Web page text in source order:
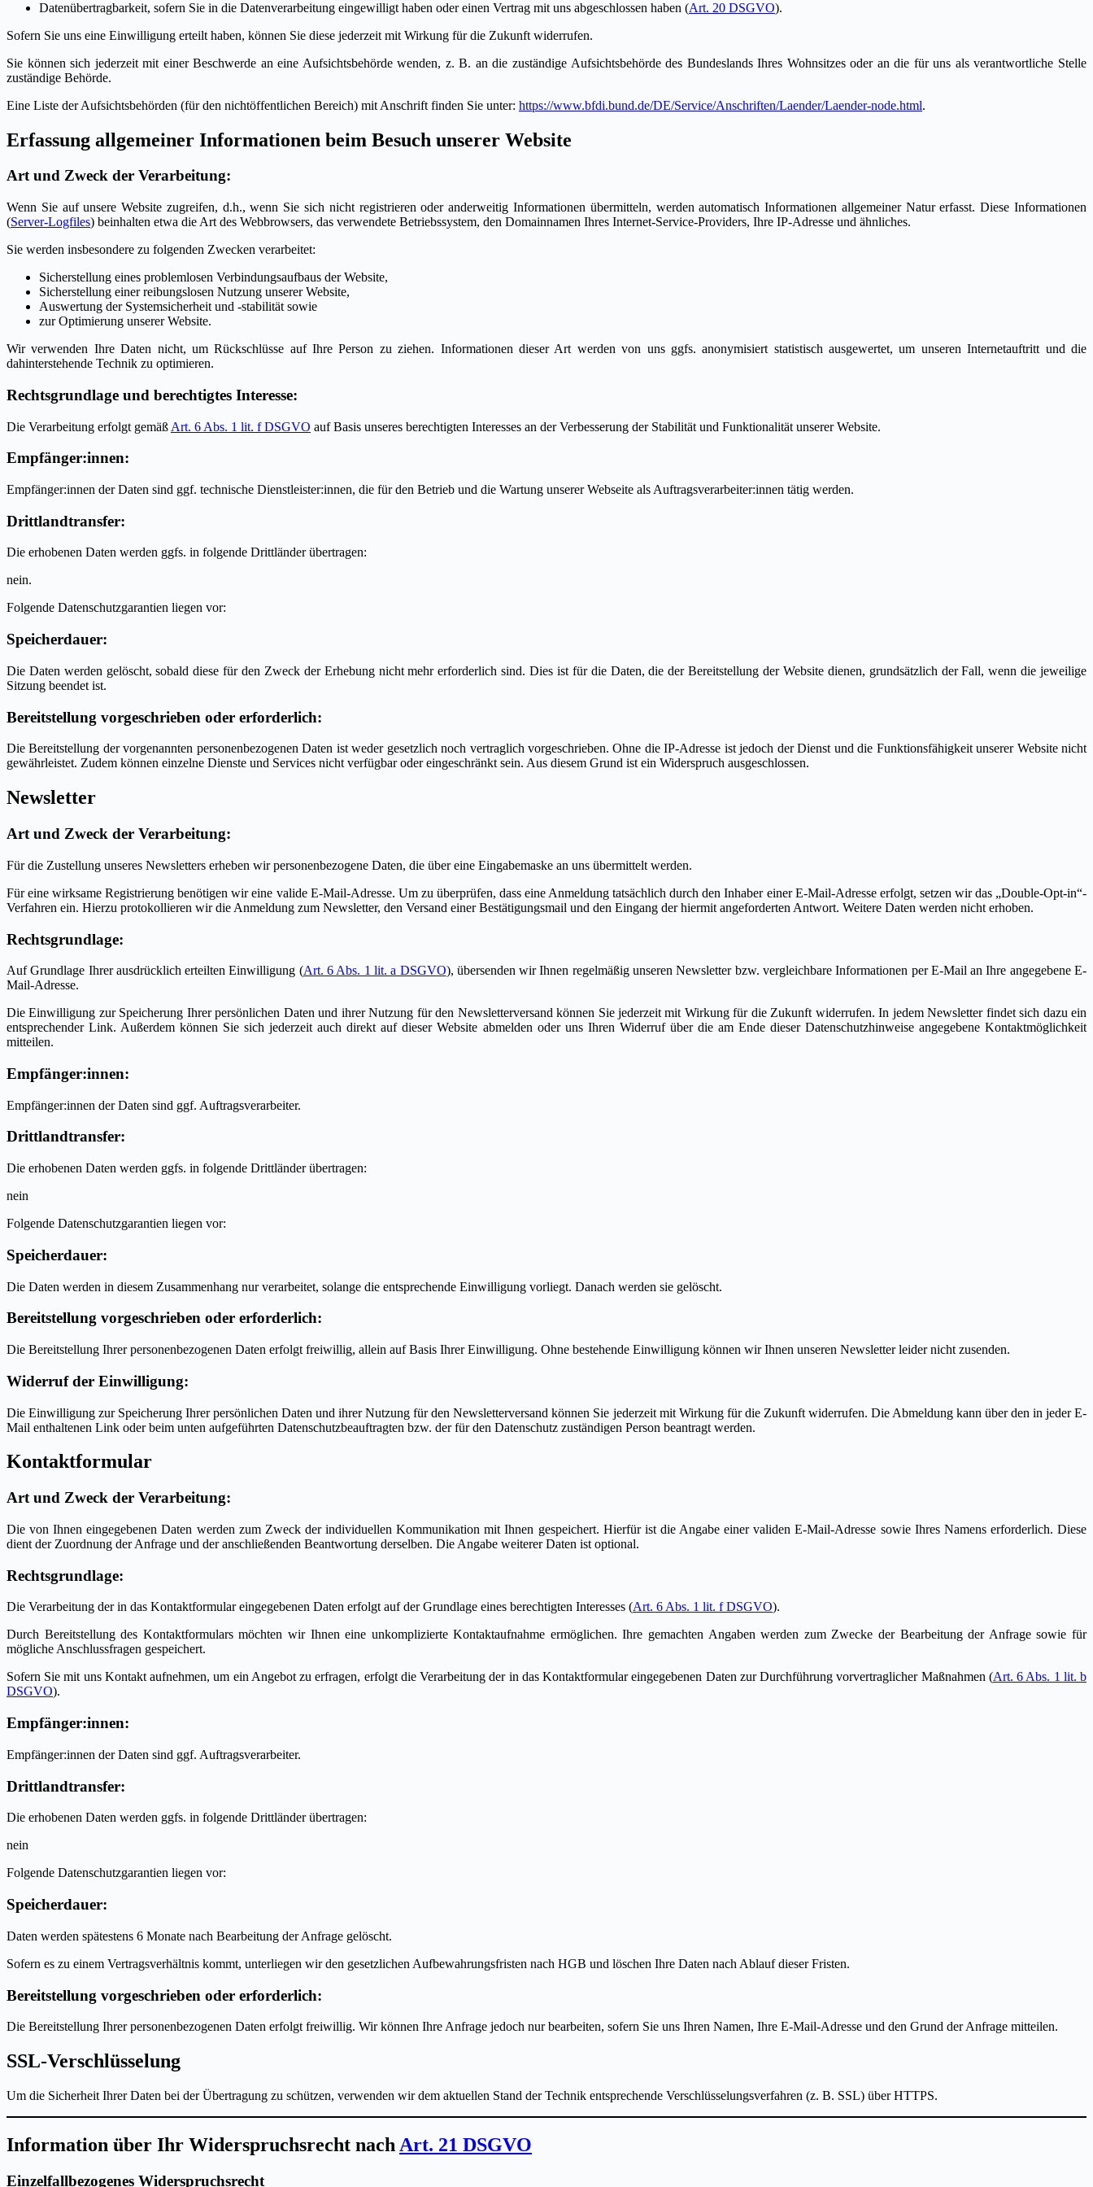
Datenübertragbarkeit, sofern Sie in die Datenverarbeitung eingewilligt haben oder einen Vertrag mit uns abgeschlossen haben (Art. 20 DSGVO).
Sofern Sie uns eine Einwilligung erteilt haben, können Sie diese jederzeit mit Wirkung für die Zukunft widerrufen.
Sie können sich jederzeit mit einer Beschwerde an eine Aufsichtsbehörde wenden, z. B. an die zuständige Aufsichtsbehörde des Bundeslands Ihres Wohnsitzes oder an die für uns als verantwortliche Stelle
zuständige Behörde.
Eine Liste der Aufsichtsbehörden (für den nichtöffentlichen Bereich) mit Anschrift finden Sie unter: https://www.bfdi.bund.de/DE/Service/Anschriften/Laender/Laender-node.html.
Erfassung allgemeiner Informationen beim Besuch unserer Website
Art und Zweck der Verarbeitung:
Wenn Sie auf unsere Website zugreifen, d.h., wenn Sie sich nicht registrieren oder anderweitig Informationen übermitteln, werden automatisch Informationen allgemeiner Natur erfasst. Diese Informationen
(Server-Logfiles) beinhalten etwa die Art des Webbrowsers, das verwendete Betriebssystem, den Domainnamen Ihres Internet-Service-Providers, Ihre IP-Adresse und ähnliches.
Sie werden insbesondere zu folgenden Zwecken verarbeitet:
Sicherstellung eines problemlosen Verbindungsaufbaus der Website,
Sicherstellung einer reibungslosen Nutzung unserer Website,
Auswertung der Systemsicherheit und -stabilität sowie
zur Optimierung unserer Website.
Wir verwenden Ihre Daten nicht, um Rückschlüsse auf Ihre Person zu ziehen. Informationen dieser Art werden von uns ggfs. anonymisiert statistisch ausgewertet, um unseren Internetauftritt und die
dahinterstehende Technik zu optimieren.
Rechtsgrundlage und berechtigtes Interesse:
Die Verarbeitung erfolgt gemäß Art. 6 Abs. 1 lit. f DSGVO auf Basis unseres berechtigten Interesses an der Verbesserung der Stabilität und Funktionalität unserer Website.
Empfänger:innen:
Empfänger:innen der Daten sind ggf. technische Dienstleister:innen, die für den Betrieb und die Wartung unserer Webseite als Auftragsverarbeiter:innen tätig werden.
Drittlandtransfer:
Die erhobenen Daten werden ggfs. in folgende Drittländer übertragen:
nein.
Folgende Datenschutzgarantien liegen vor:
Speicherdauer:
Die Daten werden gelöscht, sobald diese für den Zweck der Erhebung nicht mehr erforderlich sind. Dies ist für die Daten, die der Bereitstellung der Website dienen, grundsätzlich der Fall, wenn die jeweilige
Sitzung beendet ist.
Bereitstellung vorgeschrieben oder erforderlich:
Die Bereitstellung der vorgenannten personenbezogenen Daten ist weder gesetzlich noch vertraglich vorgeschrieben. Ohne die IP-Adresse ist jedoch der Dienst und die Funktionsfähigkeit unserer Website nicht
gewährleistet. Zudem können einzelne Dienste und Services nicht verfügbar oder eingeschränkt sein. Aus diesem Grund ist ein Widerspruch ausgeschlossen.
Newsletter
Art und Zweck der Verarbeitung:
Für die Zustellung unseres Newsletters erheben wir personenbezogene Daten, die über eine Eingabemaske an uns übermittelt werden.
Für eine wirksame Registrierung benötigen wir eine valide E-Mail-Adresse. Um zu überprüfen, dass eine Anmeldung tatsächlich durch den Inhaber einer E-Mail-Adresse erfolgt, setzen wir das „Double-Opt-in“-
Verfahren ein. Hierzu protokollieren wir die Anmeldung zum Newsletter, den Versand einer Bestätigungsmail und den Eingang der hiermit angeforderten Antwort. Weitere Daten werden nicht erhoben.
Rechtsgrundlage:
Auf Grundlage Ihrer ausdrücklich erteilten Einwilligung (Art. 6 Abs. 1 lit. a DSGVO), übersenden wir Ihnen regelmäßig unseren Newsletter bzw. vergleichbare Informationen per E-Mail an Ihre angegebene E-
Mail-Adresse.
Die Einwilligung zur Speicherung Ihrer persönlichen Daten und ihrer Nutzung für den Newsletterversand können Sie jederzeit mit Wirkung für die Zukunft widerrufen. In jedem Newsletter findet sich dazu ein
entsprechender Link. Außerdem können Sie sich jederzeit auch direkt auf dieser Website abmelden oder uns Ihren Widerruf über die am Ende dieser Datenschutzhinweise angegebene Kontaktmöglichkeit
mitteilen.
Empfänger:innen:
Empfänger:innen der Daten sind ggf. Auftragsverarbeiter.
Drittlandtransfer:
Die erhobenen Daten werden ggfs. in folgende Drittländer übertragen:
nein
Folgende Datenschutzgarantien liegen vor:
Speicherdauer:
Die Daten werden in diesem Zusammenhang nur verarbeitet, solange die entsprechende Einwilligung vorliegt. Danach werden sie gelöscht.
Bereitstellung vorgeschrieben oder erforderlich:
Die Bereitstellung Ihrer personenbezogenen Daten erfolgt freiwillig, allein auf Basis Ihrer Einwilligung. Ohne bestehende Einwilligung können wir Ihnen unseren Newsletter leider nicht zusenden.
Widerruf der Einwilligung:
Die Einwilligung zur Speicherung Ihrer persönlichen Daten und ihrer Nutzung für den Newsletterversand können Sie jederzeit mit Wirkung für die Zukunft widerrufen. Die Abmeldung kann über den in jeder E-
Mail enthaltenen Link oder beim unten aufgeführten Datenschutzbeauftragten bzw. der für den Datenschutz zuständigen Person beantragt werden.
Kontaktformular
Art und Zweck der Verarbeitung:
Die von Ihnen eingegebenen Daten werden zum Zweck der individuellen Kommunikation mit Ihnen gespeichert. Hierfür ist die Angabe einer validen E-Mail-Adresse sowie Ihres Namens erforderlich. Diese
dient der Zuordnung der Anfrage und der anschließenden Beantwortung derselben. Die Angabe weiterer Daten ist optional.
Rechtsgrundlage:
Die Verarbeitung der in das Kontaktformular eingegebenen Daten erfolgt auf der Grundlage eines berechtigten Interesses (Art. 6 Abs. 1 lit. f DSGVO).
Durch Bereitstellung des Kontaktformulars möchten wir Ihnen eine unkomplizierte Kontaktaufnahme ermöglichen. Ihre gemachten Angaben werden zum Zwecke der Bearbeitung der Anfrage sowie für
mögliche Anschlussfragen gespeichert.
Sofern Sie mit uns Kontakt aufnehmen, um ein Angebot zu erfragen, erfolgt die Verarbeitung der in das Kontaktformular eingegebenen Daten zur Durchführung vorvertraglicher Maßnahmen (Art. 6 Abs. 1 lit. b
DSGVO).
Empfänger:innen:
Empfänger:innen der Daten sind ggf. Auftragsverarbeiter.
Drittlandtransfer:
Die erhobenen Daten werden ggfs. in folgende Drittländer übertragen:
nein
Folgende Datenschutzgarantien liegen vor:
Speicherdauer:
Daten werden spätestens 6 Monate nach Bearbeitung der Anfrage gelöscht.
Sofern es zu einem Vertragsverhältnis kommt, unterliegen wir den gesetzlichen Aufbewahrungsfristen nach HGB und löschen Ihre Daten nach Ablauf dieser Fristen.
Bereitstellung vorgeschrieben oder erforderlich:
Die Bereitstellung Ihrer personenbezogenen Daten erfolgt freiwillig. Wir können Ihre Anfrage jedoch nur bearbeiten, sofern Sie uns Ihren Namen, Ihre E-Mail-Adresse und den Grund der Anfrage mitteilen.
SSL-Verschlüsselung
Um die Sicherheit Ihrer Daten bei der Übertragung zu schützen, verwenden wir dem aktuellen Stand der Technik entsprechende Verschlüsselungsverfahren (z. B. SSL) über HTTPS.
Information über Ihr Widerspruchsrecht nach Art. 21 DSGVO
Einzelfallbezogenes Widerspruchsrecht